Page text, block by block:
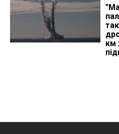
км